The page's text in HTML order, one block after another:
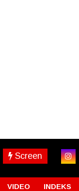
Screen
VIDEO INDEKS